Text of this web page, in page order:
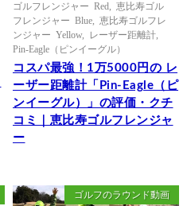
ゴルフレンジャー Red
恵比寿ゴル
フレンジャー Blue
恵比寿ゴルフレ
ンジャー Yellow, レーザー距離計
Pin-Eagle（ピンイーグル）
コスパ最強！1万5000円の レ
ーザー距離計「Pin-Eagle（ピ
ンイーグル）」の評価・クチ
コミ｜恵比寿ゴルフレンジャ
ー
ゴルフのラウンド動画